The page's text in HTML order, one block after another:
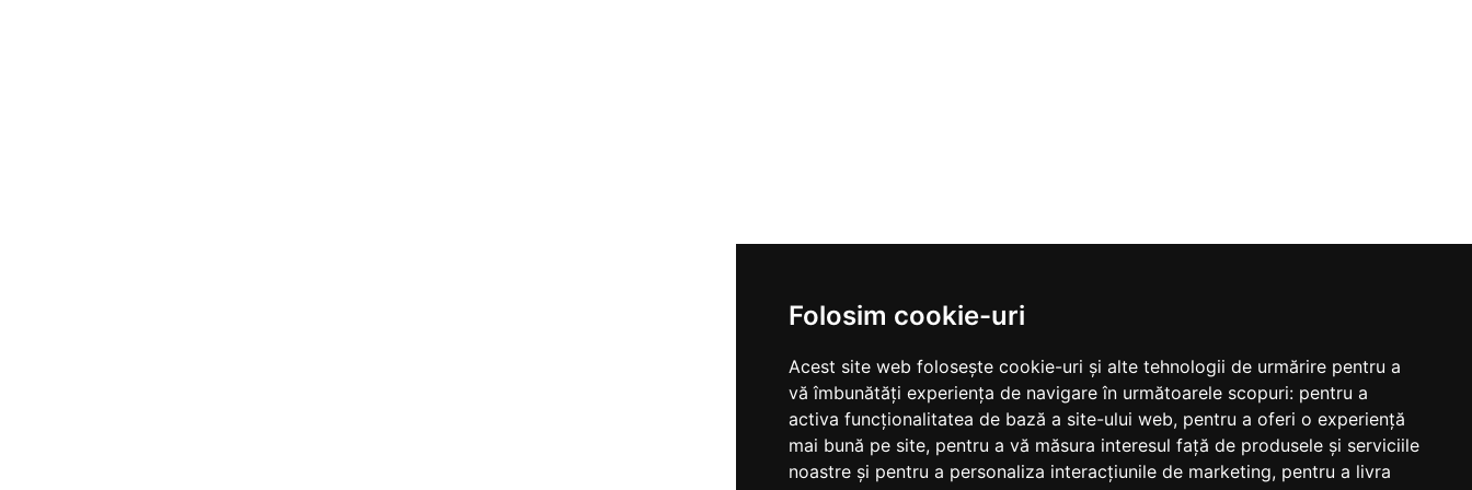
Folosim cookie-uri
Acest site web folosește cookie-uri și alte tehnologii de urmărire pentru a
vă îmbunătăți experiența de navigare în următoarele scopuri: pentru a
activa funcționalitatea de bază a site-ului web, pentru a oferi o experiență
mai bună pe site, pentru a vă măsura interesul față de produsele și serviciile
noastre și pentru a personaliza interacțiunile de marketing, pentru a livra